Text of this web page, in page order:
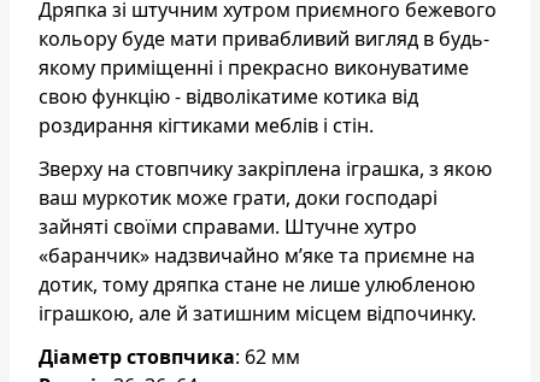
Дряпка зі штучним хутром приємного бежевого
кольору буде мати привабливий вигляд в будь-
якому приміщенні і прекрасно виконуватиме
свою функцію - відволікатиме котика від
роздирання кігтиками меблів і стін.
Зверху на стовпчику закріплена іграшка, з якою
ваш муркотик може грати, доки господарі
зайняті своїми справами. Штучне хутро
«баранчик» надзвичайно м’яке та приємне на
дотик, тому дряпка стане не лише улюбленою
іграшкою, але й затишним місцем відпочинку.
Діаметр стовпчика: 62 мм